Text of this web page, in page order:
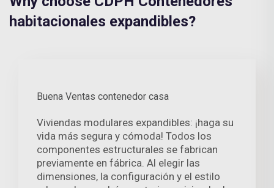
habitacionales expandibles?
Buena Ventas contenedor casa
Viviendas modulares expandibles: ¡haga su
vida más segura y cómoda! Todos los
componentes estructurales se fabrican
previamente en fábrica. Al elegir las
dimensiones, la configuración y el estilo